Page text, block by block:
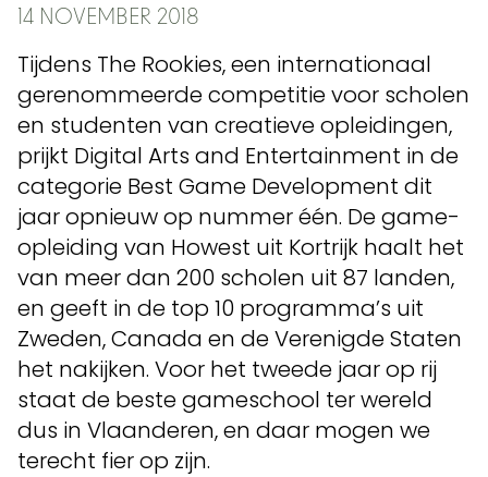
14 NOVEMBER 2018
Tijdens The Rookies, een internationaal
gerenommeerde competitie voor scholen
en studenten van creatieve opleidingen,
prijkt Digital Arts and Entertainment in de
categorie Best Game Development dit
jaar opnieuw op nummer één. De game-
opleiding van Howest uit Kortrijk haalt het
van meer dan 200 scholen uit 87 landen,
en geeft in de top 10 programma’s uit
Zweden, Canada en de Verenigde Staten
het nakijken. Voor het tweede jaar op rij
staat de beste gameschool ter wereld
dus in Vlaanderen, en daar mogen we
terecht fier op zijn.